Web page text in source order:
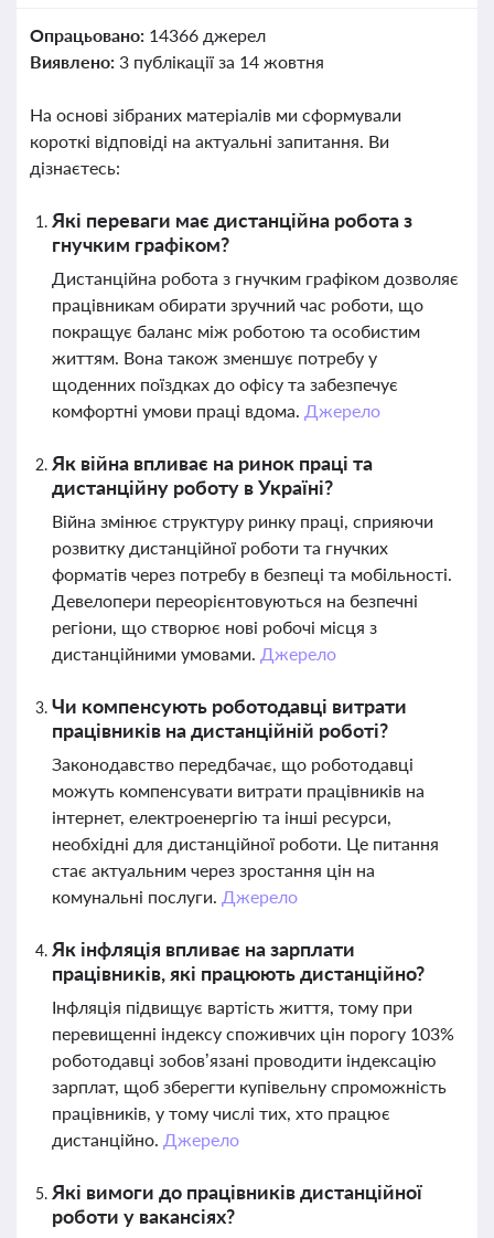
Опрацьовано: 14366 джерел
Виявлено: 3 публікації за 14 жовтня
На основі зібраних матеріалів ми сформували
короткі відповіді на актуальні запитання. Ви
дізнаєтесь:
Які переваги має дистанційна робота з
гнучким графіком?
Дистанційна робота з гнучким графіком дозволяє
працівникам обирати зручний час роботи, що
покращує баланс між роботою та особистим
життям. Вона також зменшує потребу у
щоденних поїздках до офісу та забезпечує
комфортні умови праці вдома. Джерело
Як війна впливає на ринок праці та
дистанційну роботу в Україні?
Війна змінює структуру ринку праці, сприяючи
розвитку дистанційної роботи та гнучких
форматів через потребу в безпеці та мобільності.
Девелопери переорієнтовуються на безпечні
регіони, що створює нові робочі місця з
дистанційними умовами. Джерело
Чи компенсують роботодавці витрати
працівників на дистанційній роботі?
Законодавство передбачає, що роботодавці
можуть компенсувати витрати працівників на
інтернет, електроенергію та інші ресурси,
необхідні для дистанційної роботи. Це питання
стає актуальним через зростання цін на
комунальні послуги. Джерело
Як інфляція впливає на зарплати
працівників, які працюють дистанційно?
Інфляція підвищує вартість життя, тому при
перевищенні індексу споживчих цін порогу 103%
роботодавці зобов’язані проводити індексацію
зарплат, щоб зберегти купівельну спроможність
працівників, у тому числі тих, хто працює
дистанційно. Джерело
Які вимоги до працівників дистанційної
роботи у вакансіях?